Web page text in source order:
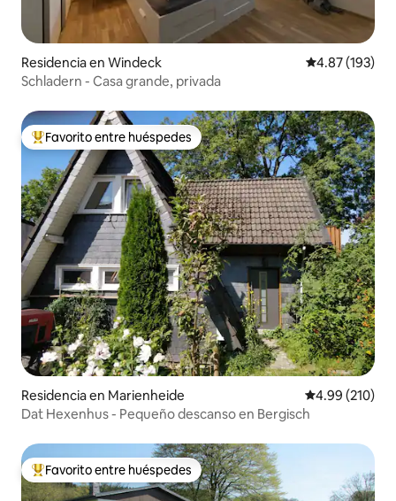
Residencia en Windeck Calificación
4.87 (193)
Schladern - Casa grande, privada
De los mejores en Favorito entre huéspedes
Favorito entre huéspedes
Residencia en Marienheide Calificación
4.99 (210)
Dat Hexenhus - Pequeño descanso en Bergisch
De los mejores en Favorito entre huéspedes
Favorito entre huéspedes